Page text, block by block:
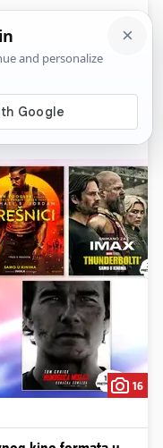
09:37
16